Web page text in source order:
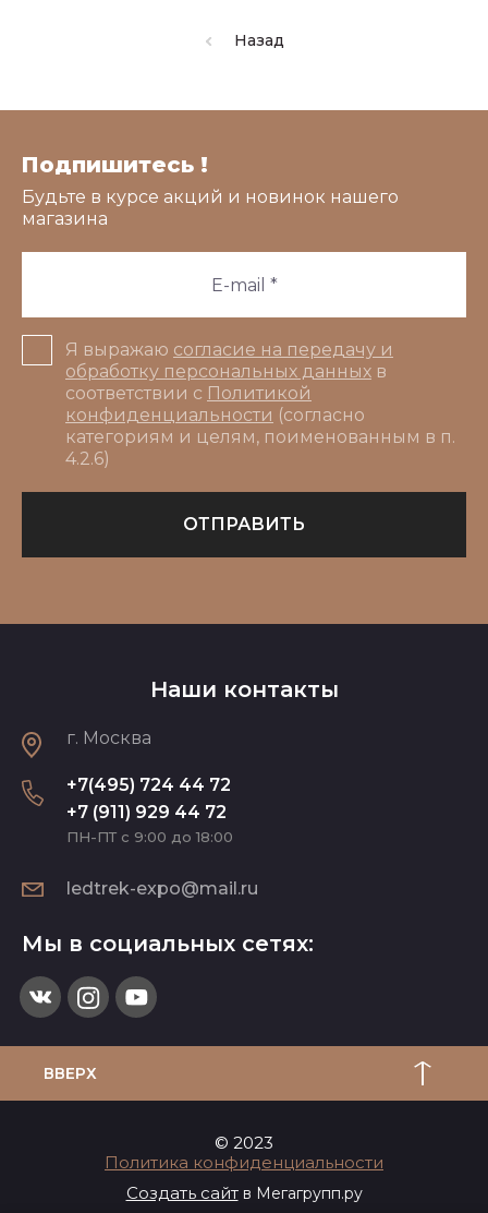
Назад
Подпишитесь !
Будьте в курсе акций и новинок нашего
магазина
Я выражаю согласие на передачу и
обработку персональных данных в
соответствии с Политикой
конфиденциальности (согласно
категориям и целям, поименованным в п.
4.2.6)
ОТПРАВИТЬ
Наши контакты
г. Москва
+7(495) 724 44 72
+7 (911) 929 44 72
ПН-ПТ с 9:00 до 18:00
ledtrek-expo@mail.ru
Мы в социальных сетях:
ВВЕРХ
© 2023
Политика конфиденциальности
Создать сайтв Мегагрупп.ру